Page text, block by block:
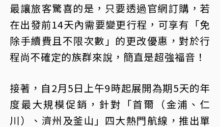
最讓旅客驚喜的是，只要透過官網訂購，若
在出發前14天內需要變更行程，可享有「免
除手續費且不限次數」的更改優惠，對於行
程尚不確定的族群來說，簡直是超強福音！
接著，自2月5日上午9時起展開為期5天的年
度最大規模促銷，針對「首爾（金浦、仁
川）、濟州及釜山」四大熱門航線，推出單